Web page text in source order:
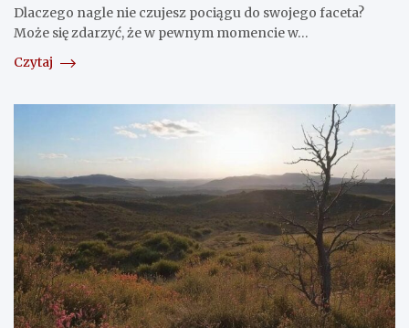
Dlaczego nagle nie czujesz pociągu do swojego faceta?
Może się zdarzyć, że w pewnym momencie w…
Czytaj